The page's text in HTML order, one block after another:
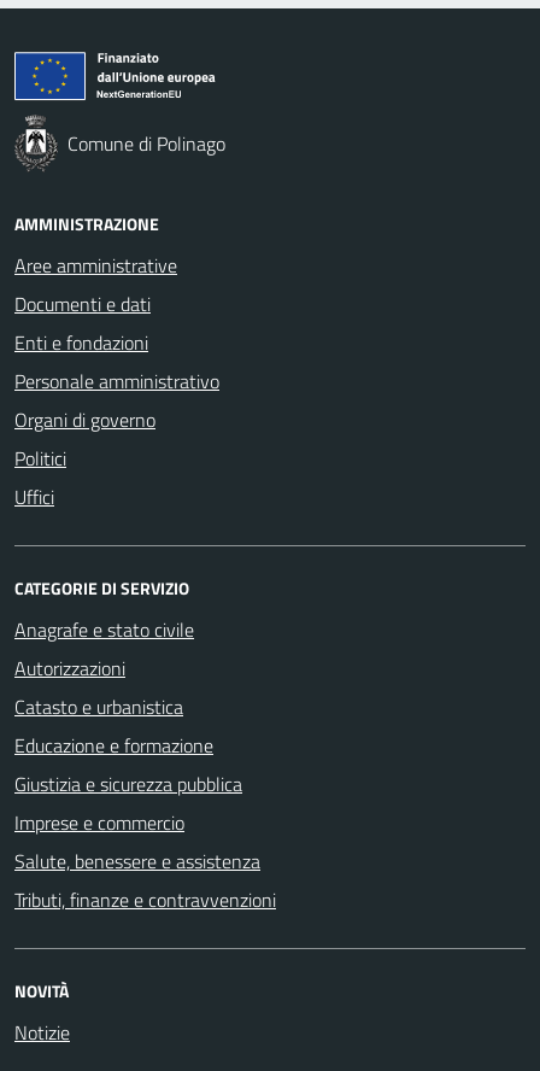
Comune di Polinago
AMMINISTRAZIONE
Aree amministrative
Documenti e dati
Enti e fondazioni
Personale amministrativo
Organi di governo
Politici
Uffici
CATEGORIE DI SERVIZIO
Anagrafe e stato civile
Autorizzazioni
Catasto e urbanistica
Educazione e formazione
Giustizia e sicurezza pubblica
Imprese e commercio
Salute, benessere e assistenza
Tributi, finanze e contravvenzioni
NOVITÀ
Notizie